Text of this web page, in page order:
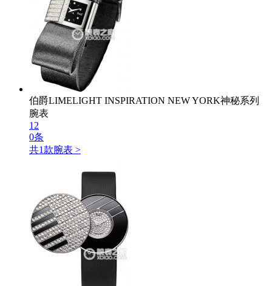
伯爵LIMELIGHT INSPIRATION NEW YORK神秘系列
腕表
12
0条
共1款腕表 >